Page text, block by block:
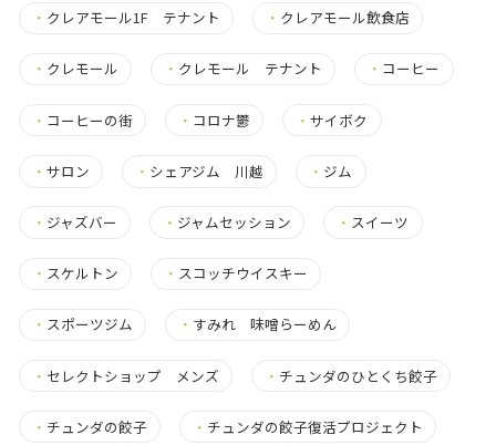
・ クレアモール1F テナント ・ クレアモール飲食店
・ クレモール ・ クレモール テナント ・ コーヒー
・ コーヒーの街 ・ コロナ鬱 ・サイボク
・ サロン ・ シェアジム 川越 ・ ジム
・ ジャズバー ・ ジャムセッション ・ スイーツ
・ スケルトン ・ スコッチウイスキー
・ スポーツジム ・ すみれ 味噌らーめん
・ セレクトショップ メンズ ・ チュンダのひとくち餃子
・ チュンダの餃子 ・ チュンダの餃子復活プロジェクト